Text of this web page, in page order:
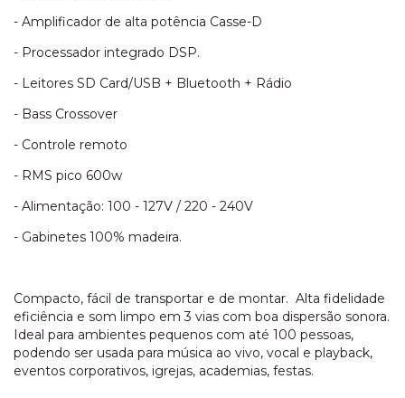
- Amplificador de alta potência Casse-D
- Processador integrado DSP.
- Leitores SD Card/USB + Bluetooth + Rádio
- Bass Crossover
- Controle remoto
- RMS pico 600w
- Alimentação: 100 - 127V / 220 - 240V
- Gabinetes 100% madeira.
Compacto, fácil de transportar e de montar. Alta fidelidade
eficiência e som limpo em 3 vias com boa dispersão sonora.
Ideal para ambientes pequenos com até 100 pessoas,
podendo ser usada para música ao vivo, vocal e playback,
eventos corporativos, igrejas, academias, festas.